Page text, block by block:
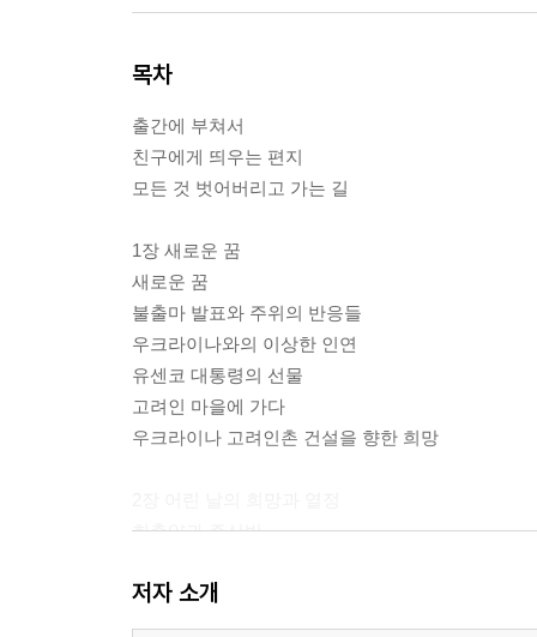
목차
출간에 부쳐서
친구에게 띄우는 편지
모든 것 벗어버리고 가는 길
1장 새로운 꿈
새로운 꿈
불출마 발표와 주위의 반응들
우크라이나와의 이상한 인연
유센코 대통령의 선물
고려인 마을에 가다
우크라이나 고려인촌 건설을 향한 희망
회충약과 주산반
어머니가 마련해주신 공부방
'상어와 메기'의 일화가 북돋아주는 도전의지
저자 소개